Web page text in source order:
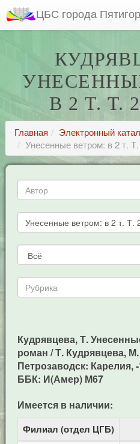
ЦБС города
В 2 Т. Т.
Главная
Электронный
Унесенные ветром: в 2 т.
Кудрявцева, Т.
роман / Т. Кудрявцева,
Петрозаводск: Карелия,
ББК: И(Амер) М67
Имеется в наличии:
Филиал (отдел ЦГБ)